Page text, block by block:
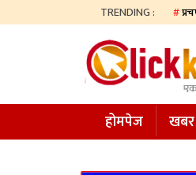
TRENDING :
खबर
समाज
होमपेज खबर